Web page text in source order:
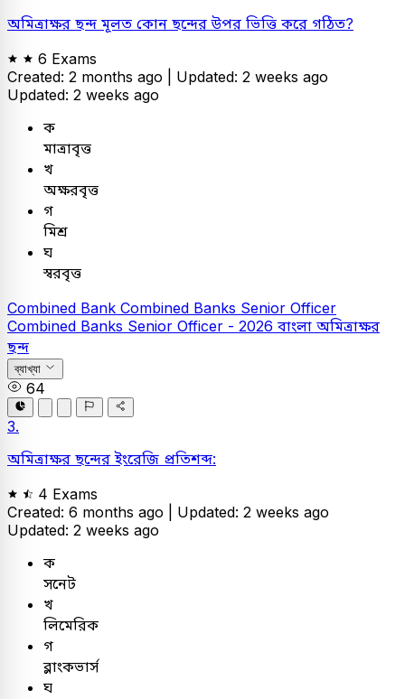
অমিত্রাক্ষর ছন্দ মূলত কোন ছন্দের উপর ভিত্তি করে গঠিত?
6 Exams
Created: 2 months ago | Updated: 2 weeks ago
Updated: 2 weeks ago
ক
মাত্রাবৃত্ত
খ
অক্ষরবৃত্ত
গ
মিশ্র
ঘ
স্বরবৃত্ত
Combined Bank Combined Banks Senior Officer
Combined Banks Senior Officer - 2026 বাংলা অমিত্রাক্ষর
ছন্দ
ব্যাখ্যা
64
3.
অমিত্রাক্ষর ছন্দের ইংরেজি প্রতিশব্দ:
4 Exams
Created: 6 months ago | Updated: 2 weeks ago
Updated: 2 weeks ago
ক
সনেট
খ
লিমেরিক
গ
ব্লাংকভার্স
ঘ